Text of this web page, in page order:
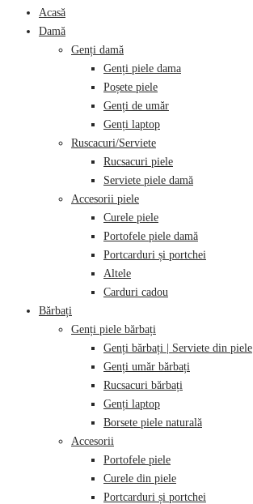
Acasă
Damă
Genți damă
Genți piele dama
Poșete piele
Genți de umăr
Genți laptop
Ruscacuri/Serviete
Rucsacuri piele
Serviete piele damă
Accesorii piele
Curele piele
Portofele piele damă
Portcarduri și portchei
Altele
Carduri cadou
Bărbați
Genți piele bărbați
Genți bărbați | Serviete din piele
Genți umăr bărbați
Rucsacuri bărbați
Genți laptop
Borsete piele naturală
Accesorii
Portofele piele
Curele din piele
Portcarduri și portchei